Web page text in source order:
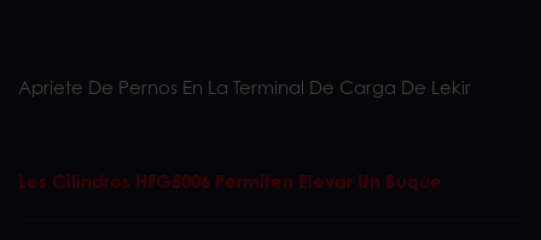
Apriete De Pernos En La Terminal De Carga De Lekir
Los Cilindros HFG5006 Permiten Elevar Un Buque